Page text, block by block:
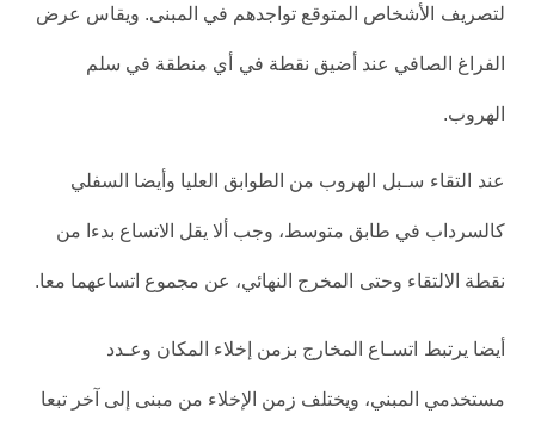
لتصريف الأشخاص المتوقع تواجدهم في المبنى. ويقاس عرض
الفراغ الصافي عند أضيق نقطة في أي منطقة في سلم
الهروب.
عند التقاء سـبل الهروب من الطوابق العليا وأيضا السفلي
كالسرداب في طابق متوسط، وجب ألا يقل الاتساع بدءا من
نقطة الالتقاء وحتى المخرج النهائي، عن مجموع اتساعهما معا.
أيضا يرتبط اتسـاع المخارج بزمن إخلاء المكان وعـدد
مستخدمي المبني، ويختلف زمن الإخلاء من مبنى إلى آخر تبعا